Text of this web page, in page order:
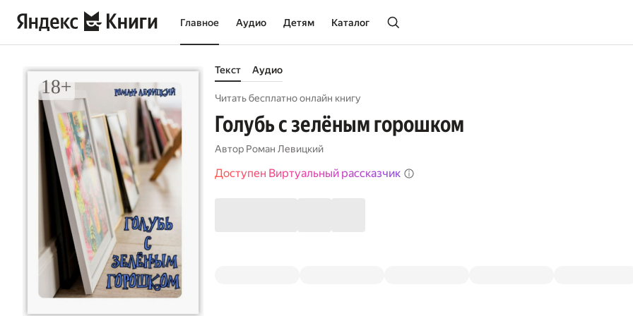
Главное Аудио Детям Каталог
Текст Аудио
Читать бесплатно онлайн книгу
Голубь с зелёным горошком
Автор Роман Левицкий
Доступен Виртуальный рассказчик